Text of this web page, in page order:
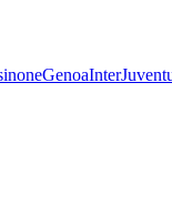
GenoaInter